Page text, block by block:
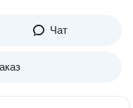
Чат